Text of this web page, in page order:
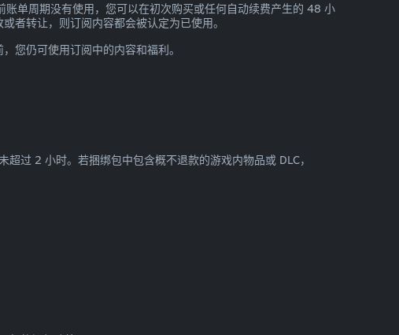
单周期没有使用，您可以在初次购买或任何自动续费产生的 48 小
者转让，则订阅内容都会被认定为已使用。
您仍可使用订阅中的内容和福利。
过 2 小时。若捆绑包中包含概不退款的游戏内物品或 DLC，